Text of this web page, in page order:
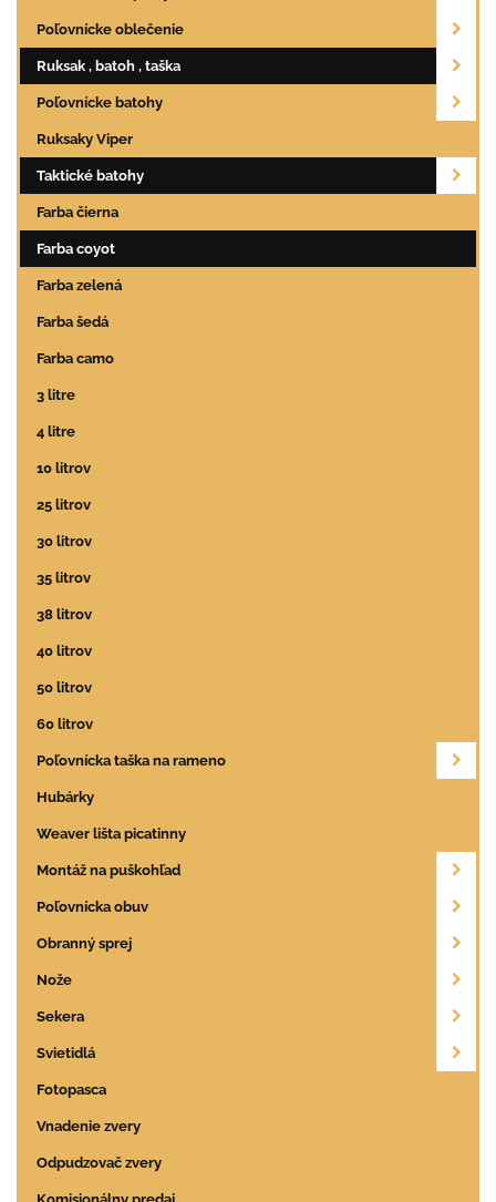
Poľovnícke oblečenie
Ruksak , batoh , taška
Poľovnícke batohy
Ruksaky Viper
Taktické batohy
Farba čierna
Farba coyot
Farba zelená
Farba šedá
Farba camo
3 litre
4 litre
10 litrov
25 litrov
30 litrov
35 litrov
38 litrov
40 litrov
50 litrov
60 litrov
Poľovnícka taška na rameno
Hubárky
Weaver lišta picatinny
Montáž na puškohľad
Poľovnícka obuv
Obranný sprej
Nože
Sekera
Svietidlá
Fotopasca
Vnadenie zvery
Odpudzovač zvery